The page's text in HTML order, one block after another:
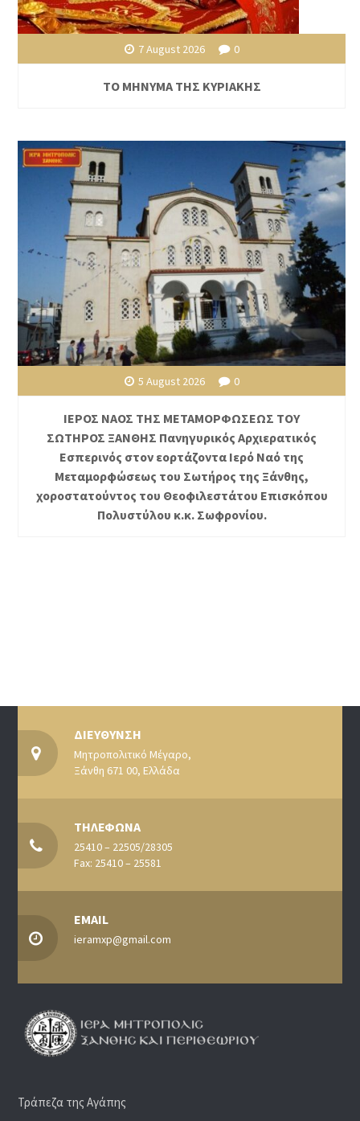
7 August 2026 0
ΤΟ ΜΗΝΥΜΑ ΤΗΣ ΚΥΡΙΑΚΗΣ
5 August 2026 0
ΙΕΡΟΣ ΝΑΟΣ ΤΗΣ ΜΕΤΑΜΟΡΦΩΣΕΩΣ ΤΟΥ
ΣΩΤΗΡΟΣ ΞΑΝΘΗΣ Πανηγυρικός Αρχιερατικός
Εσπερινός στον εορτάζοντα Ιερό Ναό της
Μεταμορφώσεως του Σωτήρος της Ξάνθης,
χοροστατούντος του Θεοφιλεστάτου Επισκόπου
Πολυστύλου κ.κ. Σωφρονίου.
ΔΙΕΥΘΥΝΣΗ
Μητροπολιτικό Μέγαρο,
Ξάνθη 671 00, Ελλάδα
ΤΗΛΕΦΩΝΑ
25410 – 22505/28305
Fax: 25410 – 25581
EMAIL
ieramxp@gmail.com
Τράπεζα της Αγάπης